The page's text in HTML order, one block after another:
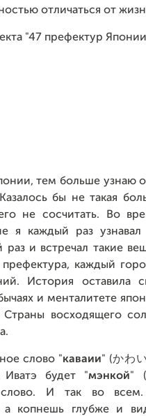
отличаться от
"47 префектур
тем больше узнаю о
бы не такая
не сосчитать. Во
я каждый раз
раз и встречал такие
каждый
История оставила
и менталитете
восходящего
слово "каваии" (かわ
будет "мэнкой"
И так во всем.
а копнешь глубже и